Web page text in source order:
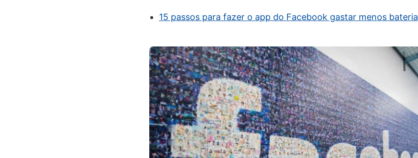
15 passos para fazer o app do Facebook gastar menos bateria